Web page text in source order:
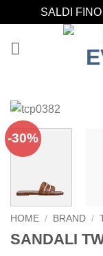
SALDI
-30%
HOME / BRAND /
SANDALI